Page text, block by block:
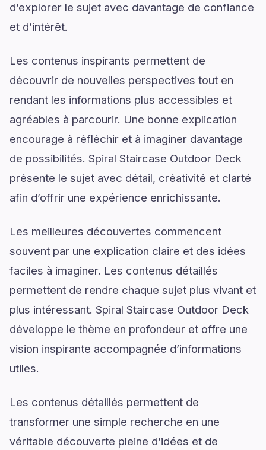
d’explorer le sujet avec davantage de confiance
et d’intérêt.
Les contenus inspirants permettent de
découvrir de nouvelles perspectives tout en
rendant les informations plus accessibles et
agréables à parcourir. Une bonne explication
encourage à réfléchir et à imaginer davantage
de possibilités. Spiral Staircase Outdoor Deck
présente le sujet avec détail, créativité et clarté
afin d’offrir une expérience enrichissante.
Les meilleures découvertes commencent
souvent par une explication claire et des idées
faciles à imaginer. Les contenus détaillés
permettent de rendre chaque sujet plus vivant et
plus intéressant. Spiral Staircase Outdoor Deck
développe le thème en profondeur et offre une
vision inspirante accompagnée d’informations
utiles.
Les contenus détaillés permettent de
transformer une simple recherche en une
véritable découverte pleine d’idées et de